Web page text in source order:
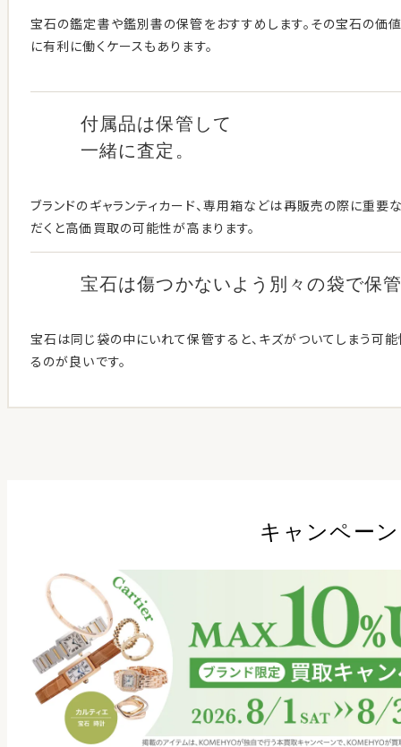
宝石の鑑定書や鑑別書の保管をおすすめします。その宝石の
に有利に働くケースもあります。
付属品は保管して
一緒に査定。
ブランドのギャランティカード、専用箱などは再販売の際に重要
だくと高価買取の可能性が高まります。
宝石は傷つかないよう別々の袋で保
宝石は同じ袋の中にいれて保管すると、キズがついてしまう可
るのが良いです。
キャンペーン